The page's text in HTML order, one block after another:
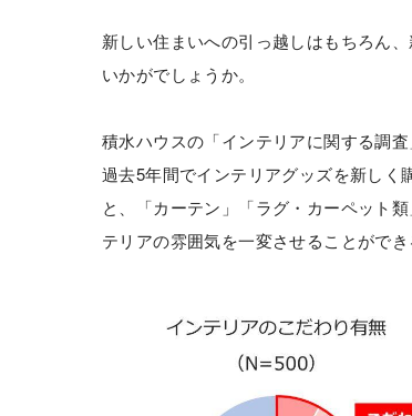
新しい住まいへの引っ越しはもちろん
いかがでしょうか。
積水ハウスの「インテリアに関する調
過去5年間でインテリアグッズを新しく
と、「カーテン」「ラグ・カーペット
テリアの雰囲気を一変させることがで